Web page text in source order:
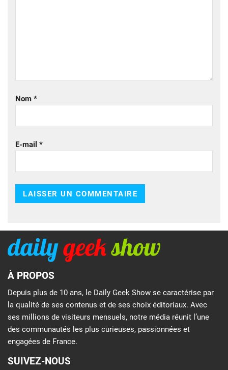
Nom *
E-mail *
À PROPOS
Depuis plus de 10 ans, le Daily Geek Show se caractérise par
la qualité de ses contenus et de ses choix éditoriaux. Avec
ses millions de visiteurs mensuels, notre média réunit l’une
des communautés les plus curieuses, passionnées et
engagées de France.
SUIVEZ-NOUS